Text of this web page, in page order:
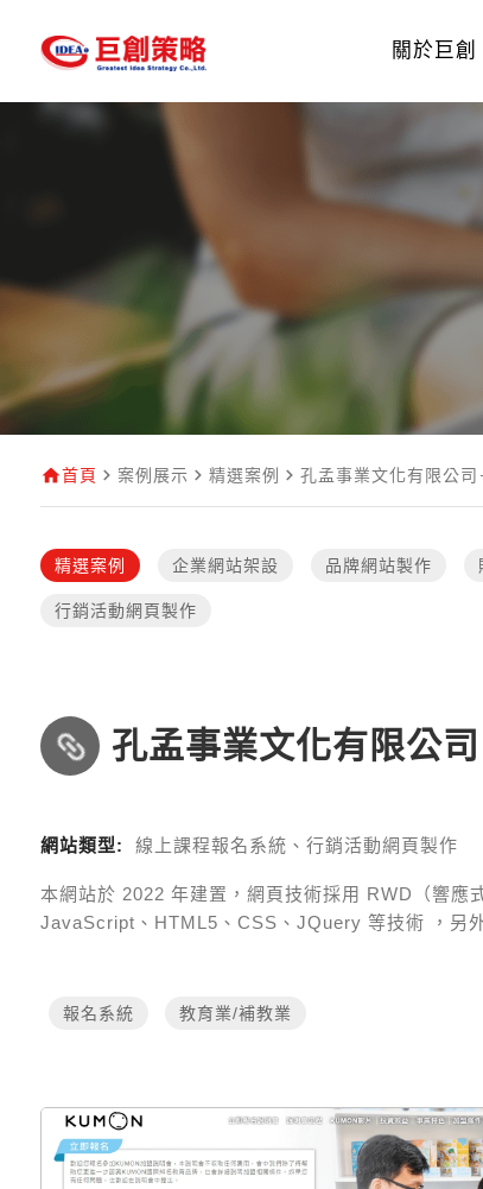
關於巨創
首頁 案例展示 精選案例 孔孟事業文化有限公
精選案例 企業網站架設 品牌網站製作
行銷活動網頁製作
孔孟事業文化有限公
網站類型: 線上課程報名系統、行銷活動網頁製作
本網站於 2022 年建置，網頁技術採用 RWD（響應
JavaScript、HTML5、CSS、JQuery 等技術
，另
報名系統 教育業/補教業